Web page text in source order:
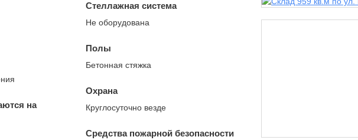
на
Стеллажная система
Не оборудована
Полы
Бетонная стяжка
Охрана
Круглосуточно везде
Средства пожарной безопасности